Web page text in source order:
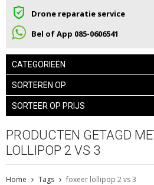
Drone reparatie service
Bel of App 085-0606541
CATEGORIEËN
SORTEREN OP
SORTEER OP PRIJS
PRODUCTEN GETAGD
LOLLIPOP 2 VS 3
Home Tags foxeer lollipop 2 vs 3